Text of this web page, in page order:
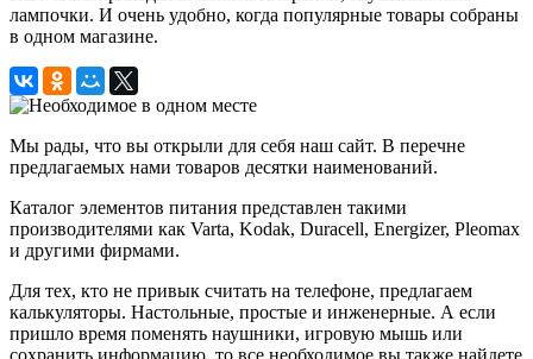
лампочки. И очень удобно, когда популярные товары собраны
в одном магазине.
Мы рады, что вы открыли для себя наш сайт. В перечне
предлагаемых нами товаров десятки наименований.
Каталог элементов питания представлен такими
производителями как Varta, Kodak, Duracell, Energizer, Pleomax
и другими фирмами.
Для тех, кто не привык считать на телефоне, предлагаем
калькуляторы. Настольные, простые и инженерные. А если
пришло время поменять наушники, игровую мышь или
сохранить информацию, то все необходимое вы также найдете